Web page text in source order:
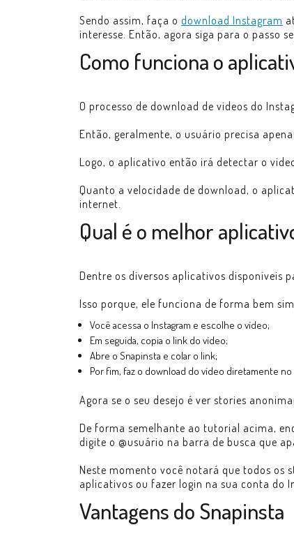
Sendo assim, faça o download Instagram
interesse. Então, agora siga para o passo
Como funciona o
O processo de download de vídeos do
Então, geralmente, o usuário precisa
Logo, o aplicativo então irá detectar o
Quanto a velocidade de download, o
internet.
Qual é o melhor
Dentre os diversos aplicativos disponíveis
Isso porque, ele funciona de forma bem
Você acessa o Instagram e escolhe o vídeo;
Em seguida, copia o link do vídeo;
Abre o Snapinsta e colar o link;
Por fim, faz o download do vídeo diretamente
Agora se o seu desejo é ver stories
De forma semelhante ao tutorial acima,
digite o @usuário na barra de busca que
Neste momento você notará que todos os
aplicativos ou fazer login na sua conta do
Vantagens do Snapinsta